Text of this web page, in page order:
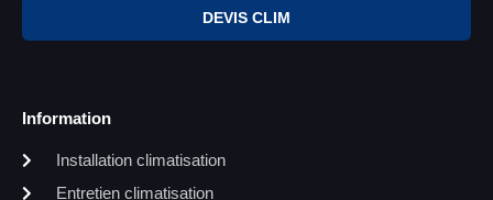
DEVIS CLIM
Information
Installation climatisation
Entretien climatisation